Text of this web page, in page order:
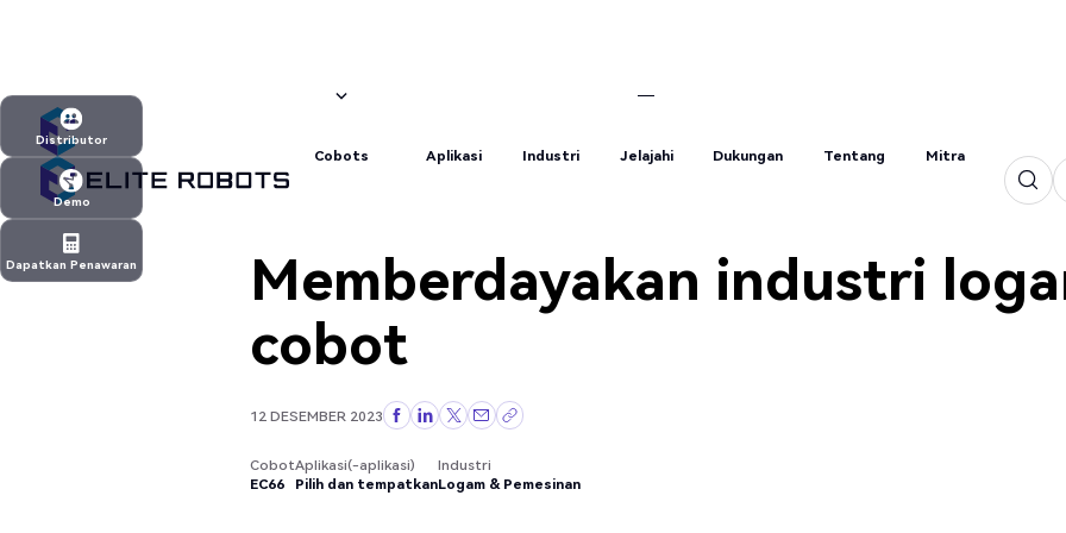
Distributor
Distributor
Demo
Demo
Dapatkan Penawaran
Cobots
Aplikasi
Industri
Jelajahi
Dukungan
Tentang
Mitra
Memberdayakan industri
cobot
12 DESEMBER 2023
Cobot
EC66
Aplikasi(-aplikasi)
Pilih dan tempatkan
Industri
Logam & Pemesinan